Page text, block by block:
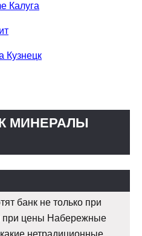
Калуга
Кузнецк
МИНЕРАЛЫ
банк не только при
при цены Набережные
нетрадиционные.